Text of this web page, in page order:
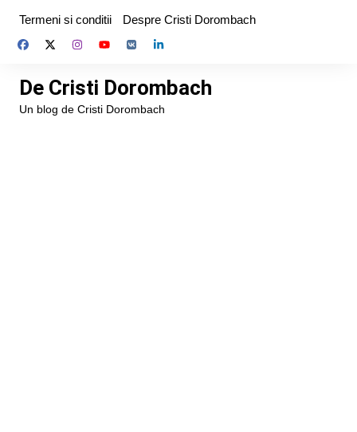
content
Termeni si conditii Despre Cristi Dorombach
De Cristi Dorombach
Un blog de Cristi Dorombach